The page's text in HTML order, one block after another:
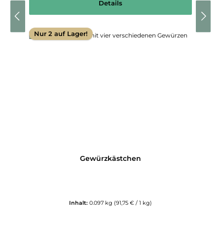
Details
Nur 2 auf Lager!
Gewürzkästchen
Inhalt: 0.097 kg (91,75 € / 1 kg)